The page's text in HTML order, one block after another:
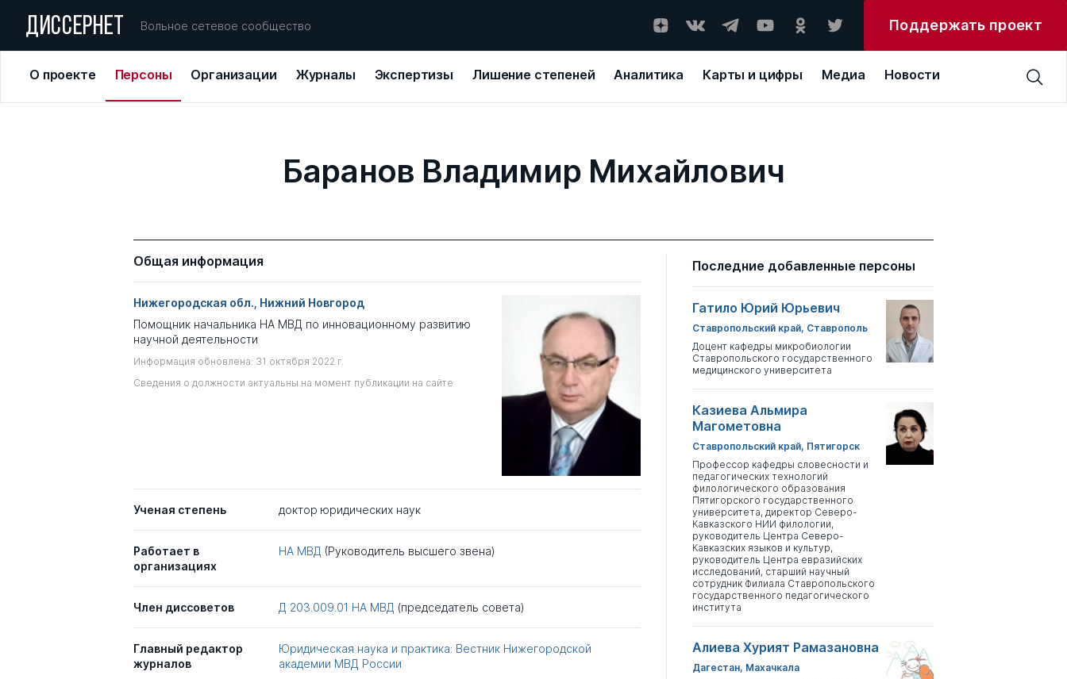
ДИССЕРНЕТ Вольное сетевое сообщество Поддержать проект
О проекте Персоны Организации Журналы Экспертизы Лишение степеней Аналитика Карты и цифры Медиа Новости
Баранов Владимир Михайлович
Общая информация
Нижегородская обл., Нижний Новгород
Помощник начальника НА МВД по инновационному развитию
научной деятельности
Информация обновлена: 31 октября 2022 г.
Сведения о должности актуальны на момент публикации на сайте
Ученая степень доктор юридических наук
Работает в
организациях
НА МВД (Руководитель высшего звена)
Член диссоветов Д 203.009.01 НА МВД (председатель совета)
Главный редактор
журналов
Юридическая наука и практика: Вестник Нижегородской
академии МВД России
Последние добавленные персоны
Гатило Юрий Юрьевич
Ставропольский край, Ставрополь
Доцент кафедры микробиологии
Ставропольского государственного
медицинского университета
Казиева Альмира
Магометовна
Ставропольский край, Пятигорск
Профессор кафедры словесности и
педагогических технологий
филологического образования
Пятигорского государственного
университета, директор Северо-
Кавказского НИИ филологии,
руководитель Центра Северо-
Кавказских языков и культур,
руководитель Центра евразийских
исследований, старший научный
сотрудник Филиала Ставропольского
государственного педагогического
института
Алиева Хурият Рамазановна
Дагестан, Махачкала